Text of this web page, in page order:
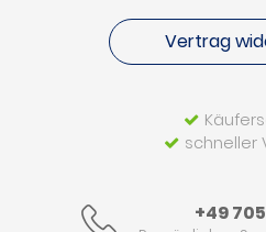
Vertrag
schneller
+49